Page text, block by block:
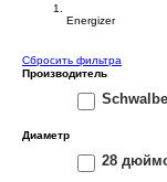
Energizer
Сбросить фильтра
Производитель
Schwalbe
Диаметр
28